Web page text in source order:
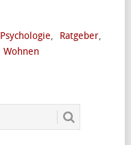
Psychologie, Ratgeber,
Wohnen